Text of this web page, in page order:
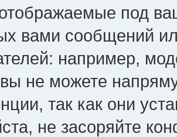
под
вами сообщений
например,
не можете
так как они
не засоряйте